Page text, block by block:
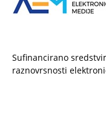
Sufinancirano
raznovrsnosti